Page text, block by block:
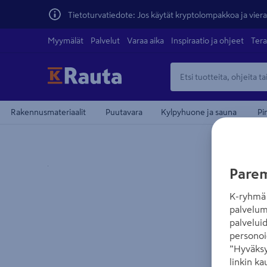
Tietoturvatiedote: Jos käytät kryptolompakkoa ja
Myymälät Palvelut Varaa aika Inspiraatio ja ohjeet
Rakennusmateriaalit Puutavara Kylpyhuone ja sauna
Yksityiskohtainen kuvaus löytyy Tuotteen kuvaus -
K-
linkin